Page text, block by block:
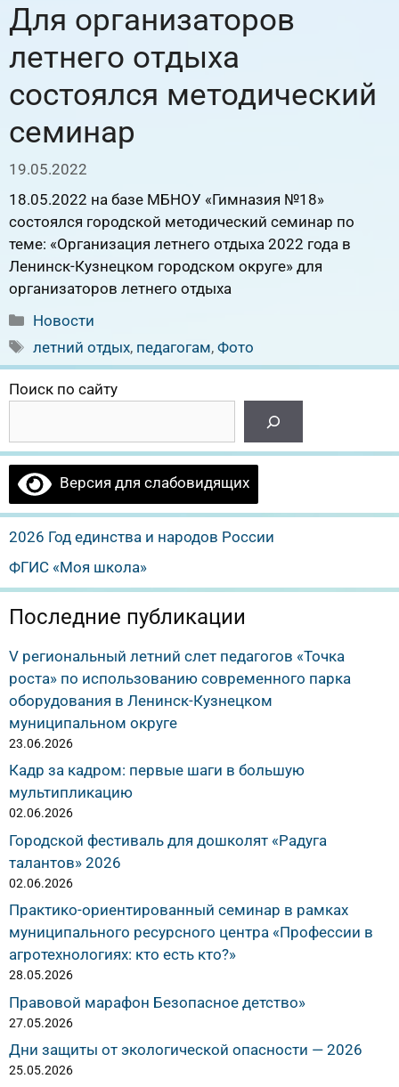
Для организаторов
летнего отдыха
состоялся методический
семинар
19.05.2022
18.05.2022 на базе МБНОУ «Гимназия №18»
состоялся городской методический семинар по
теме: «Организация летнего отдыха 2022 года в
Ленинск-Кузнецком городском округе» для
организаторов летнего отдыха
Рубрики
Новости
Метки
летний отдых, педагогам,Фото
Поиск по сайту
Версия для слабовидящих
2026 Год единства и народов России
ФГИС «Моя школа»
Последние публикации
V региональный летний слет педагогов «Точка
роста» по использованию современного парка
оборудования в Ленинск-Кузнецком
муниципальном округе
23.06.2026
Кадр за кадром: первые шаги в большую
мультипликацию
02.06.2026
Городской фестиваль для дошколят «Радуга
талантов» 2026
02.06.2026
Практико-ориентированный семинар в рамках
муниципального ресурсного центра «Профессии в
агротехнологиях: кто есть кто?»
28.05.2026
Правовой марафон Безопасное детство»
27.05.2026
Дни защиты от экологической опасности — 2026
25.05.2026